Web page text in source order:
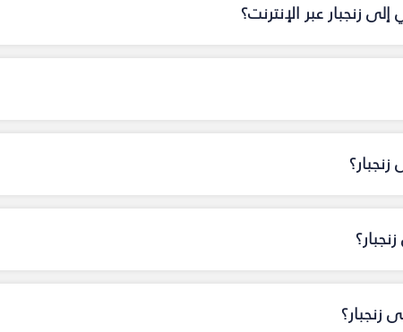
زنجبار عبر الإنترنت؟